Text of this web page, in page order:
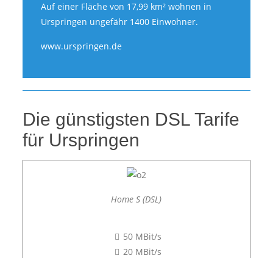
Auf einer Fläche von 17,99 km² wohnen in
Urspringen ungefähr 1400 Einwohner.
www.urspringen.de
Die günstigsten DSL Tarife
für Urspringen
Home S (DSL)
50 MBit/s
20 MBit/s